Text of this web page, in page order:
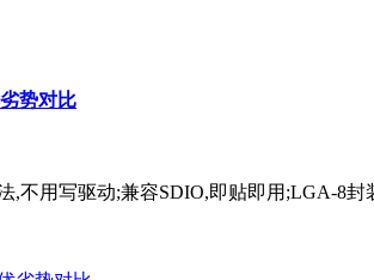
势对比
,不用写驱动;兼容SDIO,即贴即用;LGA-8